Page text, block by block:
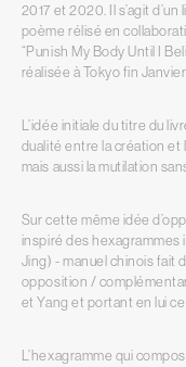
2017 et 2020. Il s’agit
poème rélisé en
“Punish My Body Until I
réalisée à Tokyo fin
L’idée initiale du titre du
dualité entre la création et
mais aussi la mutilation
Sur cette même idée
inspiré des hexagrammes
Jing) - manuel chinois fait
opposition /
et Yang et portant en lui
L’hexagramme qui